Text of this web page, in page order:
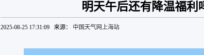
明天午后还有降温福利
2025-08-25 17:31:09 来源： 中国天气网上海站